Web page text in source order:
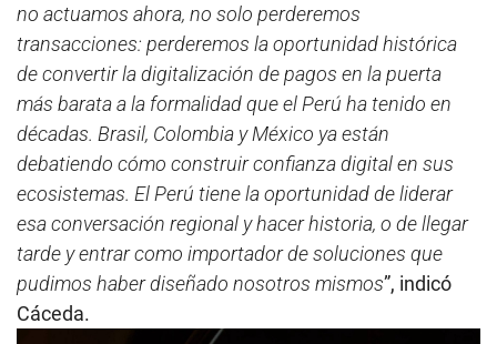
no actuamos ahora, no solo perderemos
transacciones: perderemos la oportunidad histórica
de convertir la digitalización de pagos en la puerta
más barata a la formalidad que el Perú ha tenido en
décadas. Brasil, Colombia y México ya están
debatiendo cómo construir confianza digital en sus
ecosistemas. El Perú tiene la oportunidad de liderar
esa conversación regional y hacer historia, o de llegar
tarde y entrar como importador de soluciones que
pudimos haber diseñado nosotros mismos”, indicó
Cáceda.